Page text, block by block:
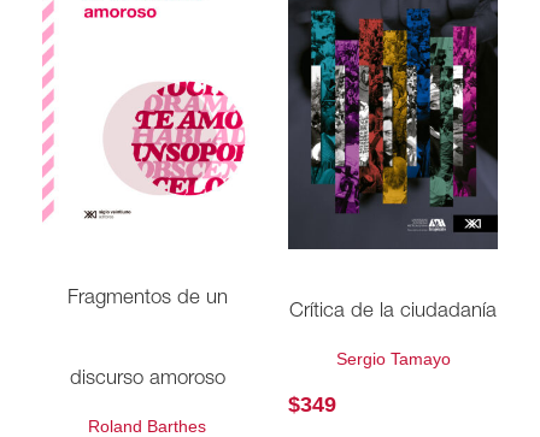
Fragmentos de un
discurso amoroso
Roland Barthes
Crítica de la ciudadanía
Sergio Tamayo
$349